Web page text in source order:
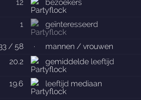
12 bezoekers
1 geïnteresseerd
/ 58 ·
mannen / vrouwen
20.2
gemiddelde leeftijd
19.6 leeftijd mediaan